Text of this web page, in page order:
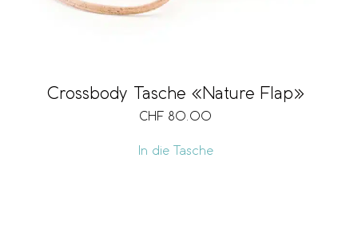
Crossbody Tasche «Nature Flap»
CHF 80.00
In die Tasche